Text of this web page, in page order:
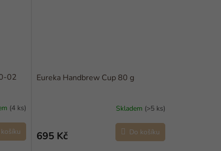
02
(4 ks)
Eureka Handbrew Cup 80 g
Skladem (>5 ks)
695 Kč Do košíku